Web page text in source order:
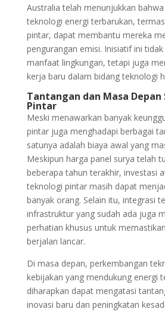
Australia telah menunjukkan
teknologi energi terbarukan,
pintar, dapat membantu mereka
pengurangan emisi. Inisiatif ini
manfaat lingkungan, tetapi juga
kerja baru dalam bidang teknologi
Tantangan dan Masa Depan
Pintar
Meski menawarkan banyak
pintar juga menghadapi berbagai
satunya adalah biaya awal yang
Meskipun harga panel surya telah
beberapa tahun terakhir, investasi
teknologi pintar masih dapat
banyak orang. Selain itu, integrasi
infrastruktur yang sudah ada juga
perhatian khusus untuk
berjalan lancar.
Di masa depan, perkembangan
kebijakan yang mendukung energi
diharapkan dapat mengatasi
inovasi baru dan peningkatan